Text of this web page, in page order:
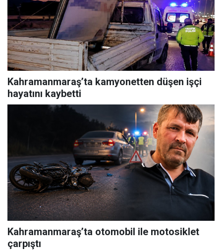
Kahramanmaraş’ta kamyonetten düşen işçi
hayatını kaybetti
Kahramanmaraş’ta otomobil ile motosiklet
çarpıştı